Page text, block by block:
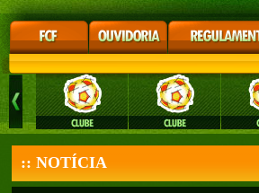
:: NOTÍCIA